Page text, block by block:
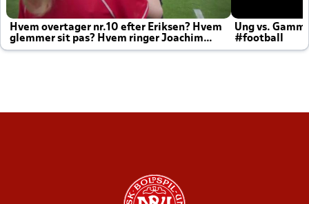
Hvem overtager nr.10 efter Eriksen? Hvem
glemmer sit pas? Hvem ringer Joachim
altid til efter kampe?
Ung vs.
#football